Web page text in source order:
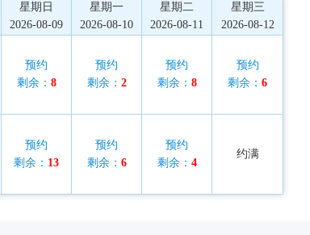
星期日
2026-08-09
星期一
2026-08-10
星期二
2026-08-11
星期三
2026-08-12
预约
剩余： 8
预约
剩余： 2
预约
剩余： 8
预约
剩余： 6
预约
剩余： 13
预约
剩余： 6
预约
剩余： 4
约满